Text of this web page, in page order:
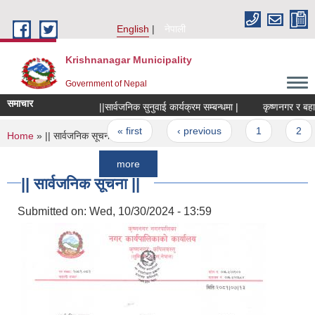
English
नेपाली
Krishnanagar Municipality
Government of Nepal
समाचार ||सार्वजनिक सुनुवाई कार्यक्रम सम्बन्धमा | कृष्णनगर र
Pages
« first ‹ previous
more
You are here
Home » || सार्वजनिक सूचना ||
|| सार्वजनिक सूचना ||
Submitted on: Wed, 10/30/2024 - 13:59